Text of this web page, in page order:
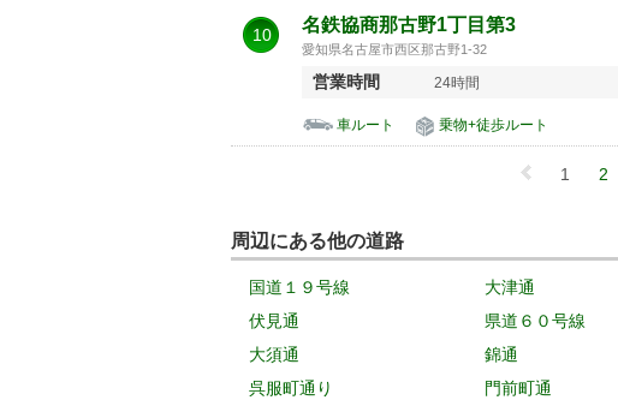
10 名鉄協商那古野1丁目第3
愛知県名古屋市西区那古野1-32
営業時間 24時間
車ルート 乗物+徒歩ルート
1 2
周辺にある他の道路
国道１９号線 大津通
伏見通
県道６０号線
大須通
錦通
呉服町通り
門前町通